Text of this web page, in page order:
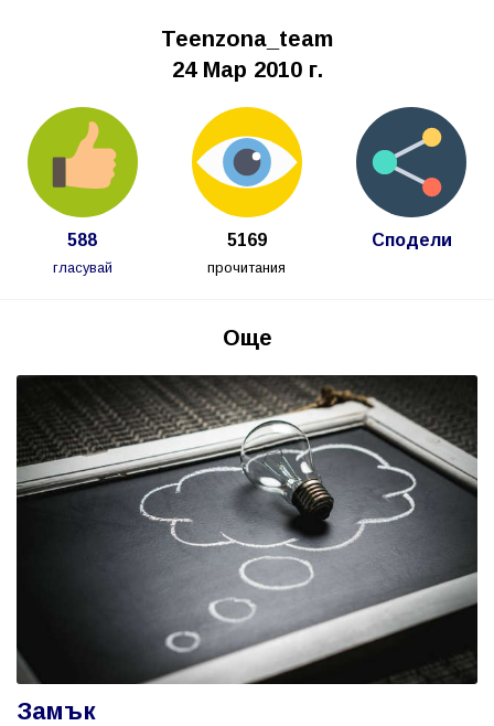
Teenzona_team
24 Мар 2010 г.
588
гласувай
5169
прочитания
Сподели
Още
Замък